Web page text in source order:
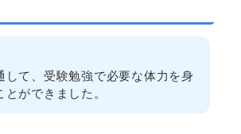
して、受験勉強で必要な体力を身
ができました。